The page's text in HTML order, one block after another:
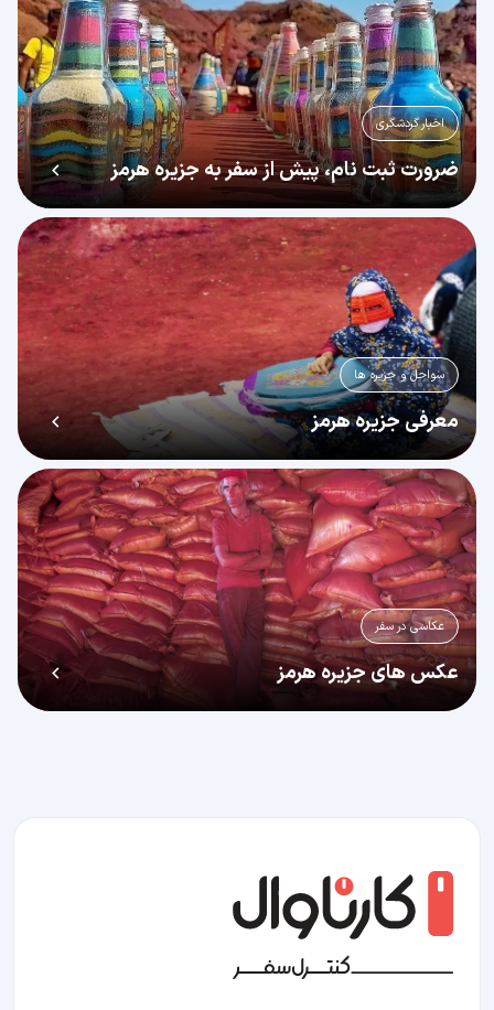
اخبار گردشگری
ضرورت ثبت نام، پیش از سفر به جزیره هرمز
سواحل و جزیره ها
معرفی جزیره هرمز
عکاسی در سفر
عکس های جزیره هرمز